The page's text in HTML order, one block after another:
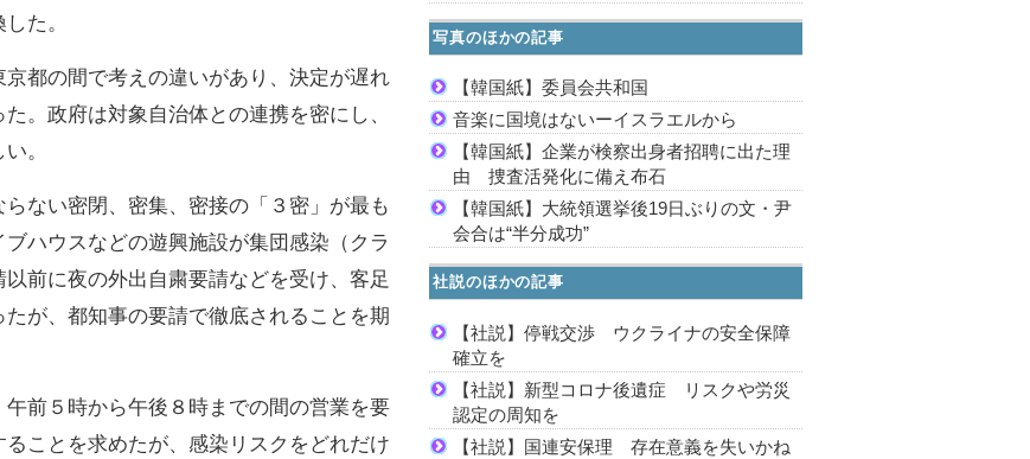
た。
都の間で考えの違いがあり、決定が遅れ
。政府は対象自治体との連携を密にし、
。
ない密閉、密集、密接の「３密」が最も
ハウスなどの遊興施設が集団感染（クラ
前に夜の外出自粛要請などを受け、客足
が、都知事の要請で徹底されることを期
前５時から午後８時までの間の営業を要
ことを求めたが、感染リスクをどれだけ
写真のほかの記事
【韓国紙】委員会共和国
音楽に国境はないーイスラエルから
【韓国紙】企業が検察出身者招聘に出た理
由 捜査活発化に備え布石
【韓国紙】大統領選挙後19日ぶりの文・尹
会合は“半分成功”
社説のほかの記事
【社説】停戦交渉 ウクライナの安全保障
確立を
【社説】新型コロナ後遺症 リスクや労災
認定の周知を
【社説】国連安保理 存在意義を失いかね